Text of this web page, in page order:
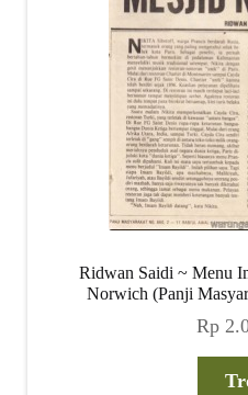
Ridwan Saidi ~ Menu
Norwich (Panji
Rp